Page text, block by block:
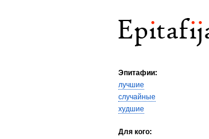
Эпитафии:
лучшие
случайные
худшие
Для кого: